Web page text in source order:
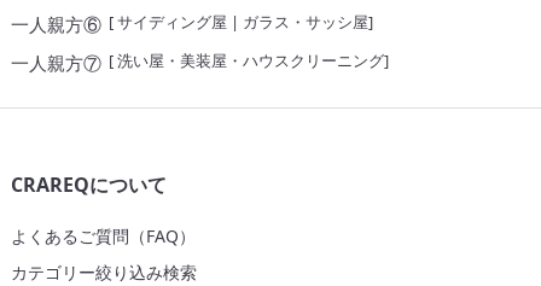
一人親方⑥[サイディング屋 | ガラス・サッシ屋]
一人親方⑦[洗い屋・美装屋・ハウスクリーニング]
CRAREQについて
よくあるご質問（FAQ）
カテゴリー絞り込み検索